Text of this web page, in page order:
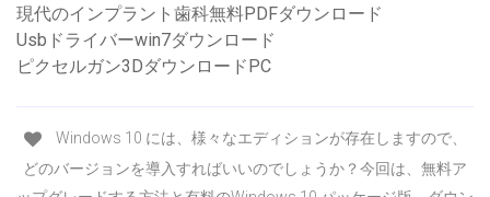
現代のインプラント歯科無料PDFダウンロード
Usbドライバーwin7ダウンロード
ピクセルガン3DダウンロードPC
Windows 10 には、様々なエディションが存在しますので、
どのバージョンを導入すればいいのでしょうか？今回は、無料ア